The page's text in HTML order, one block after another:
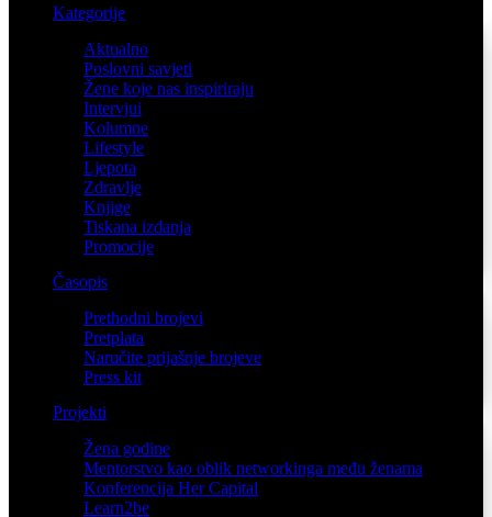
Kategorije
Aktualno
Poslovni savjeti
Žene koje nas inspiriraju
Intervjui
Kolumne
Lifestyle
Ljepota
Zdravlje
Knjige
Tiskana izdanja
Promocije
Časopis
Prethodni brojevi
Pretplata
Naručite prijašnje brojeve
Press kit
Projekti
Žena godine
Mentorstvo kao oblik networkinga među ženama
Konferencija Her Capital
Learn2be